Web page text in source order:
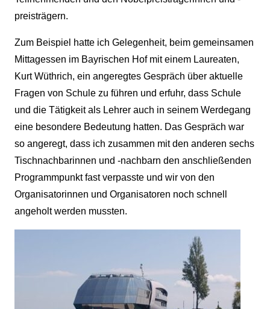
preisträgern.
Zum Beispiel hatte ich Gelegenheit, beim gemeinsamen
Mittagessen im Bayrischen Hof mit einem Laureaten,
Kurt Wüthrich, ein angeregtes Gespräch über aktuelle
Fragen von Schule zu führen und erfuhr, dass Schule
und die Tätigkeit als Lehrer auch in seinem Werdegang
eine besondere Bedeutung hatten. Das Gespräch war
so angeregt, dass ich zusammen mit den anderen sechs
Tischnachbarinnen und -nachbarn den anschließenden
Programmpunkt fast verpasste und wir von den
Organisatorinnen und Organisatoren noch schnell
angeholt werden mussten.